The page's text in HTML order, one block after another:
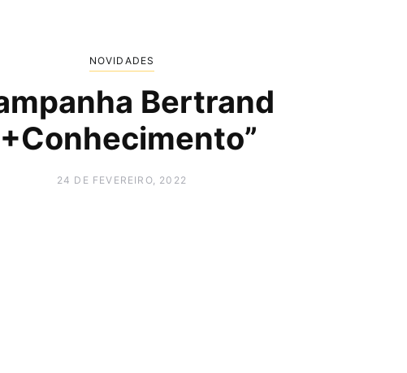
NOVIDADES
Bertrand
24 DE FEVEREIRO, 2022